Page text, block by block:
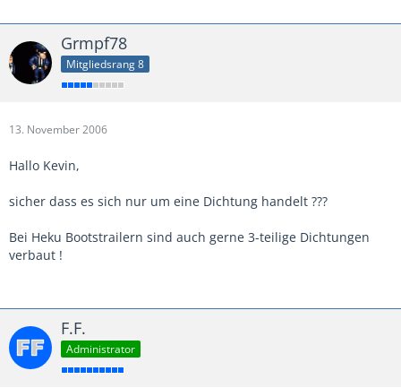
Grmpf78
Mitgliedsrang 8
13. November 2006
Hallo Kevin,
sicher dass es sich nur um eine Dichtung handelt ???
Bei Heku Bootstrailern sind auch gerne 3-teilige Dichtungen
verbaut !
F.F.
Administrator